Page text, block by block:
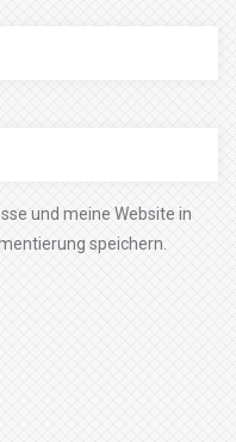
und meine Website in
speichern.